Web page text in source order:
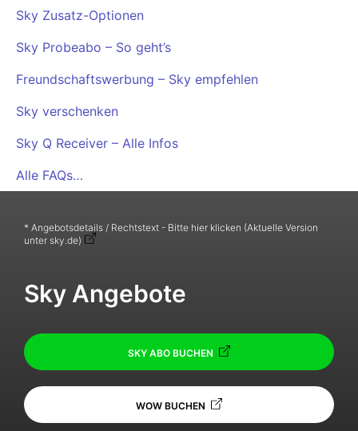
Sky Zusatz-Optionen
Sky Probeabo – So geht’s
Freundschaftswerbung – Sky empfehlen
Sky verschenken
Sky Q Receiver – Alle Infos
Alle FAQs…
* Angebotsdetails / Rechtstext - Bitte hier klicken (Aktuelle Version
unter sky.de)
Sky Angebote
SKY ABO BUCHEN
WOW BUCHEN